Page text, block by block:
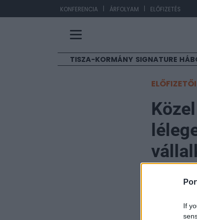
If
KONFERENCIA | ÁRFOLYAM | ELŐFIZETÉS
TISZA-KORMÁNY SIGNATURE
Egy kínai